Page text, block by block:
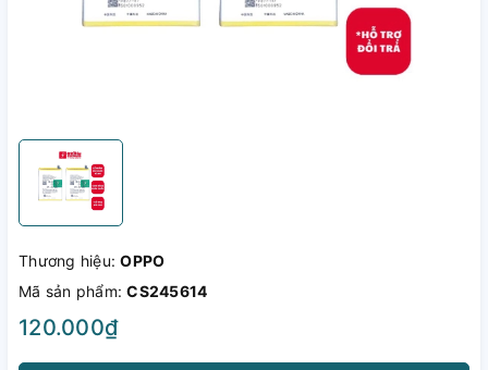
Thương hiệu:OPPO
Mã sản phẩm:CS245614
120.000₫